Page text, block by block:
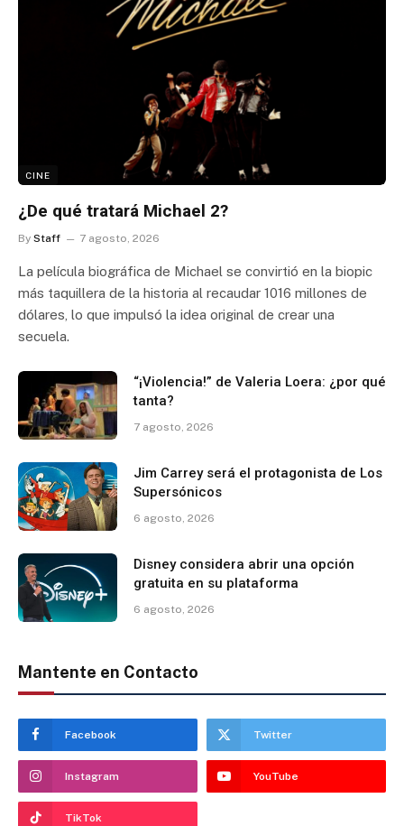
CINE
¿De qué tratará Michael 2?
By Staff 7 agosto, 2026
La película biográfica de Michael se convirtió en la biopic
más taquillera de la historia al recaudar 1016 millones de
dólares, lo que impulsó la idea original de crear una
secuela.
“¡Violencia!” de Valeria Loera: ¿por qué
tanta?
7 agosto, 2026
Jim Carrey será el protagonista de Los
Supersónicos
6 agosto, 2026
Disney considera abrir una opción
gratuita en su plataforma
6 agosto, 2026
Mantente en Contacto
Facebook Twitter
Instagram YouTube
TikTok